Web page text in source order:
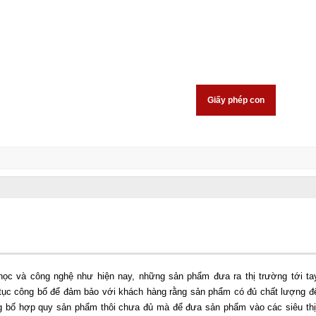
Giấy phép con
và công nghệ như hiện nay, những sản phẩm đưa ra thị trường tới
công bố để đảm bảo với khách hàng rằng sản phẩm có đủ chất lượng
bố hợp quy sản phẩm thôi chưa đủ mà để đưa sản phẩm vào các siêu